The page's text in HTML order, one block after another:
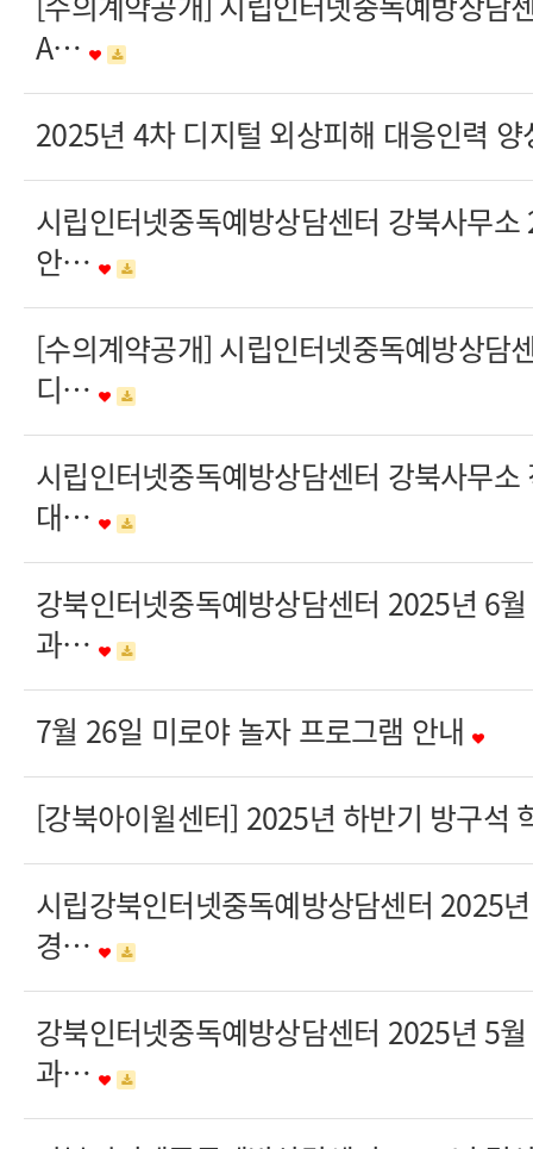
A…
2025년 4차 디지털 외상피해 대응인력
시립인터넷중독예방상담센터 강북사무
안…
[수의계약공개] 시립인터넷중독예방상담
디…
시립인터넷중독예방상담센터 강북사무소
대…
강북인터넷중독예방상담센터 2025년 6
과…
7월 26일 미로야 놀자 프로그램 안내
[강북아이윌센터] 2025년 하반기 방구
시립강북인터넷중독예방상담센터 2025
경…
강북인터넷중독예방상담센터 2025년 5
과…